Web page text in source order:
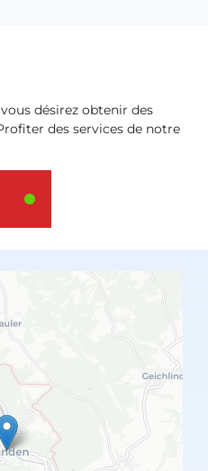
désirez obtenir des
des services de notre